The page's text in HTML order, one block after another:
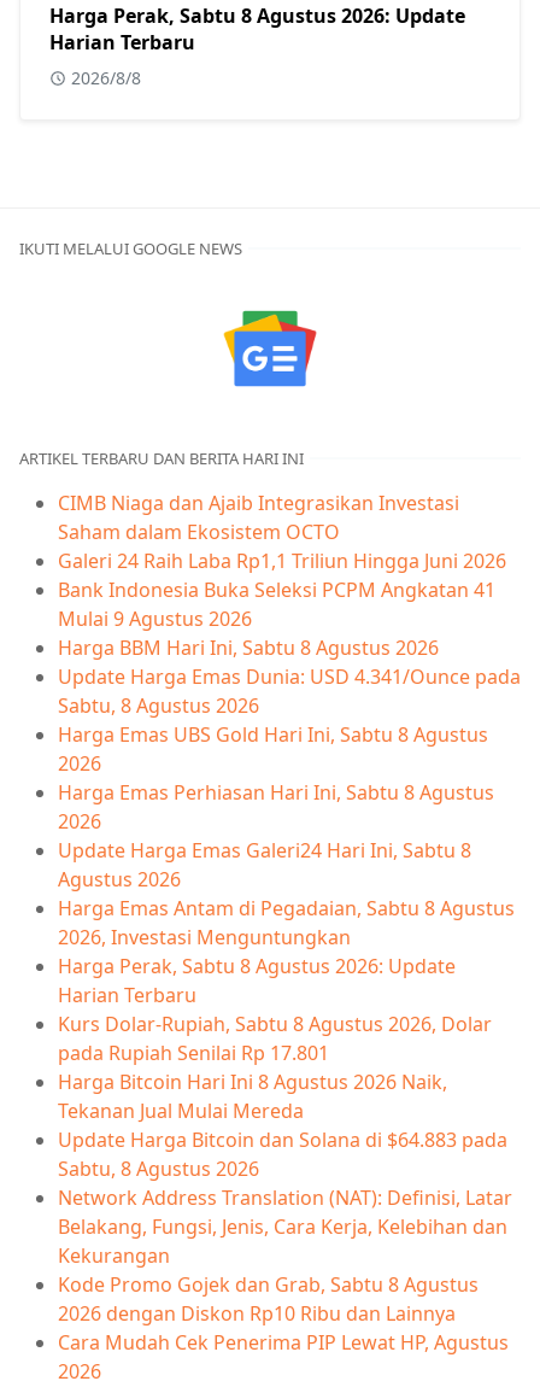
Harga Perak, Sabtu 8 Agustus 2026: Update
Harian Terbaru
2026/8/8
IKUTI MELALUI GOOGLE NEWS
ARTIKEL TERBARU DAN BERITA HARI INI
CIMB Niaga dan Ajaib Integrasikan Investasi
Saham dalam Ekosistem OCTO
Galeri 24 Raih Laba Rp1,1 Triliun Hingga Juni 2026
Bank Indonesia Buka Seleksi PCPM Angkatan 41
Mulai 9 Agustus 2026
Harga BBM Hari Ini, Sabtu 8 Agustus 2026
Update Harga Emas Dunia: USD 4.341/Ounce pada
Sabtu, 8 Agustus 2026
Harga Emas UBS Gold Hari Ini, Sabtu 8 Agustus
2026
Harga Emas Perhiasan Hari Ini, Sabtu 8 Agustus
2026
Update Harga Emas Galeri24 Hari Ini, Sabtu 8
Agustus 2026
Harga Emas Antam di Pegadaian, Sabtu 8 Agustus
2026, Investasi Menguntungkan
Harga Perak, Sabtu 8 Agustus 2026: Update
Harian Terbaru
Kurs Dolar-Rupiah, Sabtu 8 Agustus 2026, Dolar
pada Rupiah Senilai Rp 17.801
Harga Bitcoin Hari Ini 8 Agustus 2026 Naik,
Tekanan Jual Mulai Mereda
Update Harga Bitcoin dan Solana di $64.883 pada
Sabtu, 8 Agustus 2026
Network Address Translation (NAT): Definisi, Latar
Belakang, Fungsi, Jenis, Cara Kerja, Kelebihan dan
Kekurangan
Kode Promo Gojek dan Grab, Sabtu 8 Agustus
2026 dengan Diskon Rp10 Ribu dan Lainnya
Cara Mudah Cek Penerima PIP Lewat HP, Agustus
2026